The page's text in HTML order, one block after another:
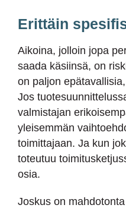
Erittäin
Aikoina, jolloin jopa
saada käsiinsä, on
on paljon
Jos
valmistajan
yleisemmän
toimittajaan. Ja kun
toteutuu
osia.
Joskus on